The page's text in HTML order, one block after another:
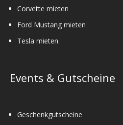
Corvette mieten
Ford Mustang mieten
Tesla mieten
Events & Gutscheine
Geschenkgutscheine